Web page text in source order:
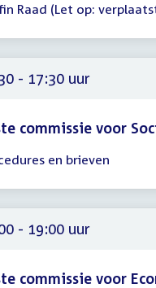
Raad (Let op:
- 17:30 uur
commissie voor
en brieven
- 19:00 uur
commissie voor